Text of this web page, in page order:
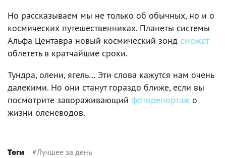
Но рассказываем мы не только об обычных, но и о
космических путешественниках. Планеты системы
Альфа Центавра новый космический зонд сможет
облететь в кратчайшие сроки.
Тундра, олени, ягель… Эти слова кажутся нам очень
далекими. Но они станут гораздо ближе, если вы
посмотрите завораживающий фоторепортаж о
жизни оленеводов.
Теги #Лучшее за день